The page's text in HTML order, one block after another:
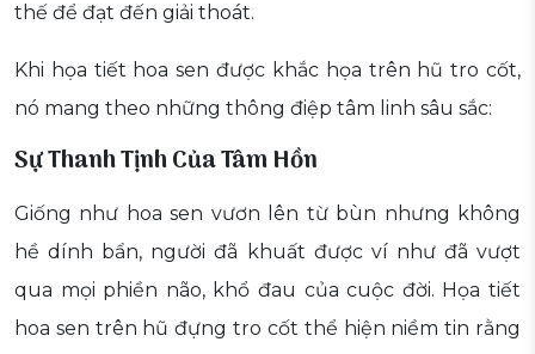
thế để đạt đến giải thoát.
Khi họa tiết hoa sen được khắc họa trên hũ tro cốt,
nó mang theo những thông điệp tâm linh sâu sắc:
Sự Thanh Tịnh Của Tâm Hồn
Giống như hoa sen vươn lên từ bùn nhưng không
hề dính bẩn, người đã khuất được ví như đã vượt
qua mọi phiền não, khổ đau của cuộc đời. Họa tiết
hoa sen trên hũ đựng tro cốt thể hiện niềm tin rằng